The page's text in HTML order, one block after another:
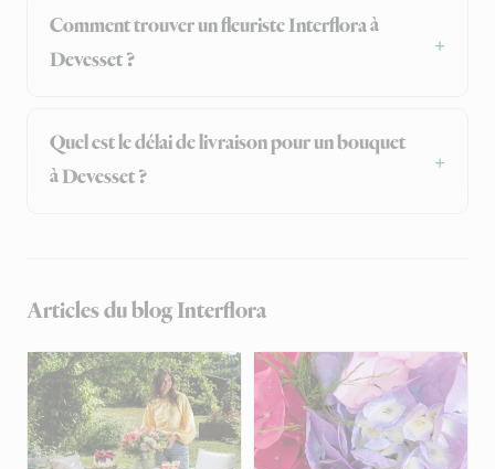
Comment trouver un fleuriste Interflora à
Devesset ?
Quel est le délai de livraison pour un bouquet
à Devesset ?
Articles du blog Interflora